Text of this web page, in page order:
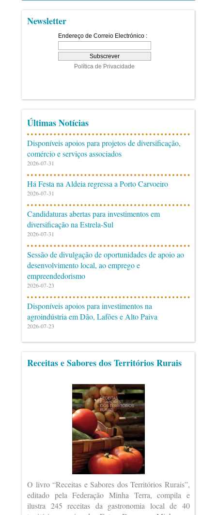
Newsletter
Últimas Notícias
Disponíveis apoios para projetos de diversificação,
comércio e serviços associados
2026-07-31
Há Festa na Aldeia regressa a Porto Carvoeiro
2026-07-31
Candidaturas abertas para investimentos em
diversificação na Estrela-Sul
2026-07-31
Sessão de divulgação de oportunidades de apoio ao
desenvolvimento local, ao emprego e
empreendedorismo
2026-07-23
Disponíveis apoios para investimentos na
agroindústria em Dão, Lafões e Alto Paiva
2026-07-23
Receitas e Sabores dos Territórios Rurais
O livro “Receitas e Sabores dos Territórios Rurais”,
editado pela Federação Minha Terra, compila e
ilustra 245 receitas da gastronomia local de 40